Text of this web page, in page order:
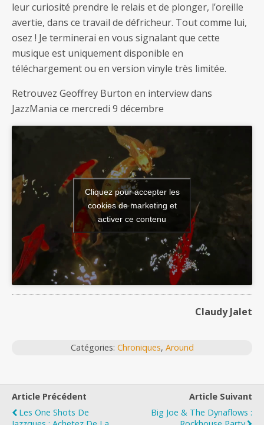
leur curiosité prendre le relais et de plonger, l’oreille
avertie, dans ce travail de défricheur. Tout comme lui,
osez ! Je terminerai en vous signalant que cette
musique est uniquement disponible en
téléchargement ou en version vinyle très limitée.
Retrouvez Geoffrey Burton en interview dans
JazzMania ce mercredi 9 décembre
Cliquez pour accepter les
cookies de marketing et
activer ce contenu
Claudy Jalet
Catégories: Chroniques, Around
Article Précédent
Les One Shots De
Article Suivant
Big Joe & The Dynaflows :